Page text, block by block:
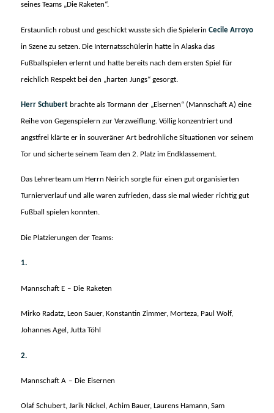
seines Teams „Die Raketen“.
Erstaunlich robust und geschickt wusste sich die Spielerin Cecile Arroyo
in Szene zu setzen. Die Internatsschülerin hatte in Alaska das
Fußballspielen erlernt und hatte bereits nach dem ersten Spiel für
reichlich Respekt bei den „harten Jungs“ gesorgt.
Herr Schubertbrachte als Tormann der „Eisernen“ (Mannschaft A) eine
Reihe von Gegenspielern zur Verzweiflung. Völlig konzentriert und
angstfrei klärte er in souveräner Art bedrohliche Situationen vor seinem
Tor und sicherte seinem Team den 2. Platz im Endklassement.
Das Lehrerteam um Herrn Neirich sorgte für einen gut organisierten
Turnierverlauf und alle waren zufrieden, dass sie mal wieder richtig gut
Fußball spielen konnten.
Die Platzierungen der Teams:
1.
Mannsc haft E – Die Raketen
Mirko Radatz, Leon Sauer, Konstantin Zimmer, Morteza, Paul Wolf,
Johannes Agel, Jutta Töhl
2.
Mannsc haft A – Die Eisernen
Olaf Schubert, Jarik Nickel, Achim Bauer, Laurens Hamann, Sam